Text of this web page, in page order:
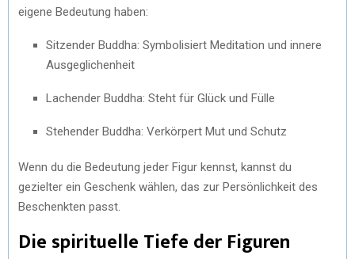
eigene Bedeutung haben:
Sitzender Buddha: Symbolisiert Meditation und innere
Ausgeglichenheit
Lachender Buddha: Steht für Glück und Fülle
Stehender Buddha: Verkörpert Mut und Schutz
Wenn du die Bedeutung jeder Figur kennst, kannst du
gezielter ein Geschenk wählen, das zur Persönlichkeit des
Beschenkten passt.
Die spirituelle Tiefe der Figuren